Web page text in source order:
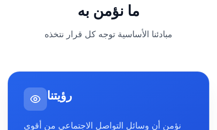
ما نؤمن به
مبادئنا الأساسية توجه كل قرار نتخذه
رؤيتنا
نؤمن أن وسائل التواصل الاجتماعي من أقوى